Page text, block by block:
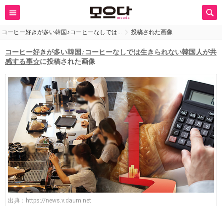
コーヒー好きが多い韓国♪コーヒーなしでは… 投稿された画像
コーヒー好きが多い韓国♪コーヒーなしでは生きられない韓国人が共
感する事☆に投稿された画像
出典： https://news.v.daum.net